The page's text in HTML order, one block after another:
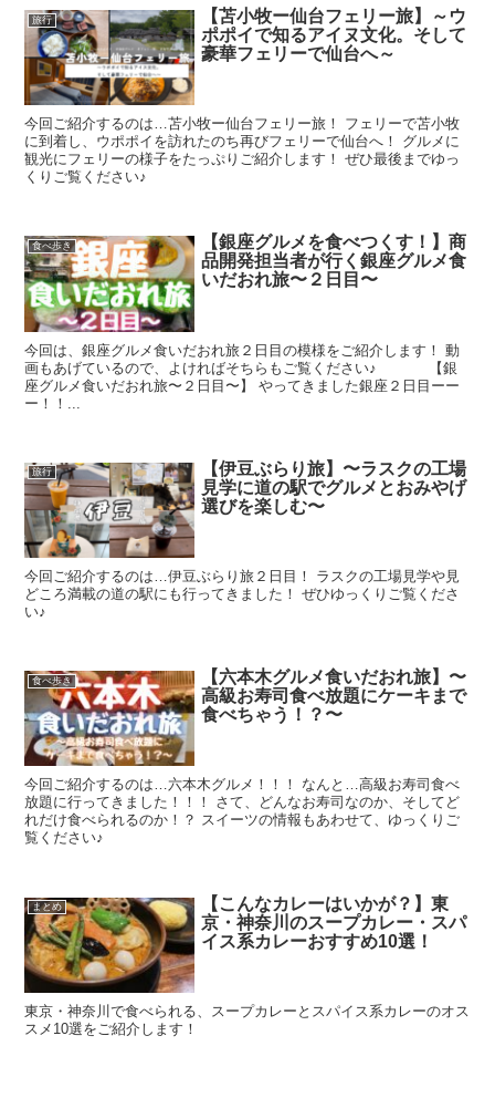
旅行
【苫小牧ー仙台フェリー旅】～ウ
ポポイで知るアイヌ文化。そして
豪華フェリーで仙台へ～
今回ご紹介するのは…苫小牧ー仙台フェリー旅！ フェリーで苫小牧
に到着し、ウポポイを訪れたのち再びフェリーで仙台へ！ グルメに
観光にフェリーの様子をたっぷりご紹介します！ ぜひ最後までゆっ
くりご覧ください♪
食べ歩き
【銀座グルメを食べつくす！】商
品開発担当者が行く銀座グルメ食
いだおれ旅〜２日目〜
今回は、銀座グルメ食いだおれ旅２日目の模様をご紹介します！ 動
画もあげているので、よければそちらもご覧ください♪ 【銀
座グルメ食いだおれ旅〜２日目〜】 やってきました銀座２日目ーー
ー！！...
旅行
【伊豆ぶらり旅】〜ラスクの工場
見学に道の駅でグルメとおみやげ
選びを楽しむ〜
今回ご紹介するのは…伊豆ぶらり旅２日目！ ラスクの工場見学や見
どころ満載の道の駅にも行ってきました！ ぜひゆっくりご覧くださ
い♪
食べ歩き
【六本木グルメ食いだおれ旅】〜
高級お寿司食べ放題にケーキまで
食べちゃう！？〜
今回ご紹介するのは…六本木グルメ！！！ なんと…高級お寿司食べ
放題に行ってきました！！！ さて、どんなお寿司なのか、そしてど
れだけ食べられるのか！？ スイーツの情報もあわせて、ゆっくりご
覧ください♪
まとめ
【こんなカレーはいかが？】東
京・神奈川のスープカレー・スパ
イス系カレーおすすめ10選！
東京・神奈川で食べられる、スープカレーとスパイス系カレーのオス
スメ10選をご紹介します！